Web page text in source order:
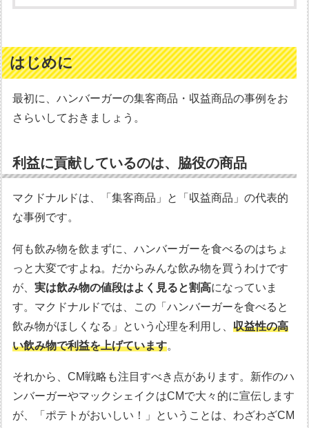
はじめに
最初に、ハンバーガーの集客商品・収益商品の事例をお
さらいしておきましょう。
利益に貢献しているのは、脇役の商品
マクドナルドは、「集客商品」と「収益商品」の代表的
な事例です。
何も飲み物を飲まずに、ハンバーガーを食べるのはちょ
っと大変ですよね。だからみんな飲み物を買うわけです
が、実は飲み物の値段はよく見ると割高になっていま
す。マクドナルドでは、この「ハンバーガーを食べると
飲み物がほしくなる」という心理を利用し、収益性の高
い飲み物で利益を上げています。
それから、CM戦略も注目すべき点があります。新作のハ
ンバーガーやマックシェイクはCMで大々的に宣伝します
が、「ポテトがおいしい！」ということは、わざわざCM